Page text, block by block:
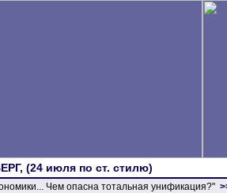
(24 июля по ст. стилю)
Чем опасна тотальная унификация?"